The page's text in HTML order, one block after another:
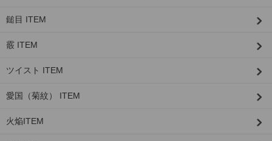
鎚目 ITEM
霰 ITEM
ツイスト ITEM
愛国（菊紋） ITEM
火焔ITEM